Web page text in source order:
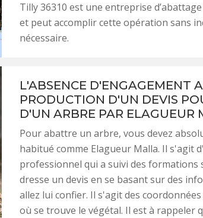
Tilly 36310 est une entreprise
et peut accomplir cette opération sans
nécessaire.
L'ABSENCE D'ENGAGEMENT
PRODUCTION D'UN DEVIS
D'UN ARBRE PAR ELAGUEUR
Pour abattre un arbre, vous devez
habitué comme Elagueur Malla. Il s'agit
professionnel qui a suivi des formations
dresse un devis en se basant sur des
allez lui confier. Il s'agit des
où se trouve le végétal. Il est à rappeler